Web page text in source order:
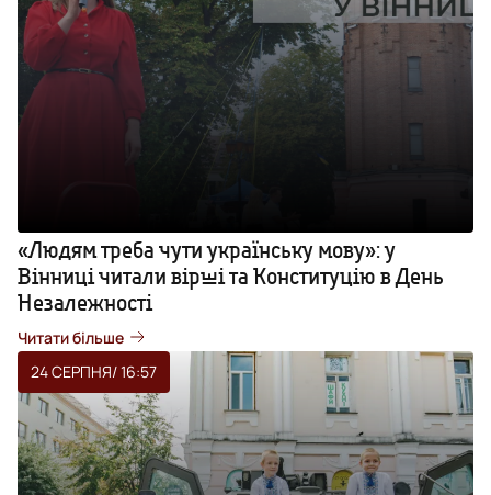
«Людям треба чути українську мову»: у
Вінниці читали вірші та Конституцію в День
Незалежності
Читати більше
24 СЕРПНЯ/ 16:57